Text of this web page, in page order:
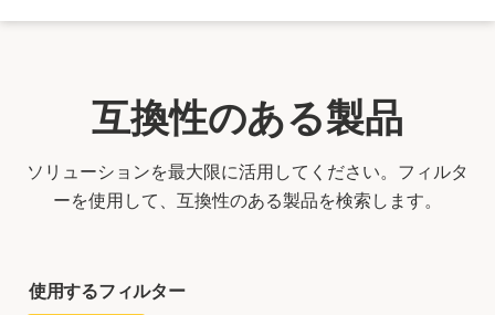
互換性のある製品
ソリューションを最大限に活用してください。フィルタ
ーを使用して、互換性のある製品を検索します。
使用するフィルター